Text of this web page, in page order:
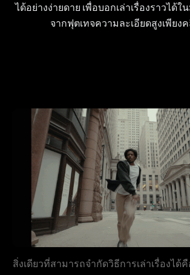
ได้อย่างง่ายดาย เพื่อบอกเล่าเรื่องราวได้
จากฟุตเทจความละเอียดสูงเพียงค
สิ่งเดียวที่สามารถจำกัดวิธีการเล่าเรื่องได้